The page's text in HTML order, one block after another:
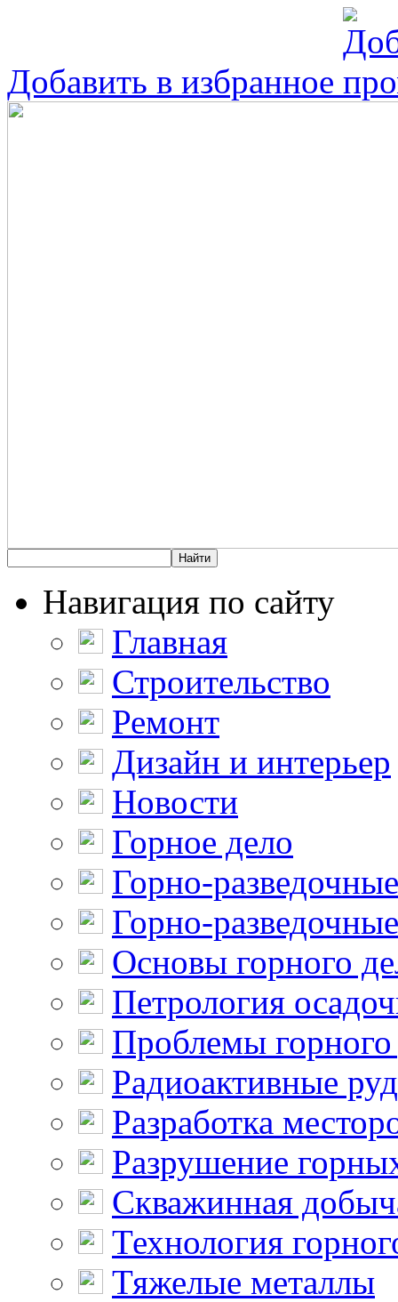
Добавить в избранное
Навигация по сайту
Главная
Строительство
Ремонт
Дизайн и интерьер
Новости
Горное дело
Горно-
Горно-
Основы горного
Петрология
Проблемы горного
Радиоактивные
Разработка
Разрушение
Скважинная
Технология
Тяжелые металлы